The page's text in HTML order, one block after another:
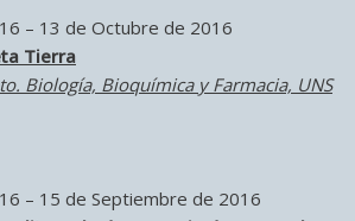
– 13 de Octubre de 2016
Tierra
Biología, Bioquímica y Farmacia, UNS
– 15 de Septiembre de 2016